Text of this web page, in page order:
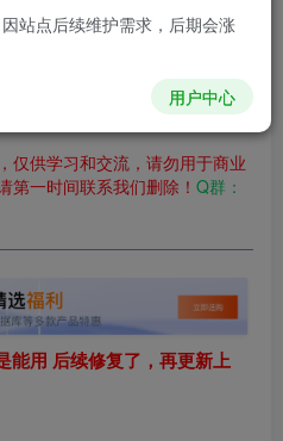
积分下载，RMB下载，积分下
仅供学习和交流，请勿用于商业
第一时间联系我们删除！ Q群：
能用 后续修复了，再更新上
站点后续维护需求，后期会涨
用户中心